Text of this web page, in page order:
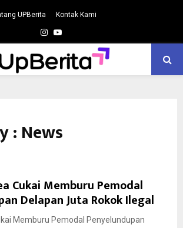
UPBerita Kontak Kami
Instagram
Youtube
: News
Cukai Memburu Pemodal
Delapan Juta Rokok Ilegal
Memburu Pemodal Penyelundupan